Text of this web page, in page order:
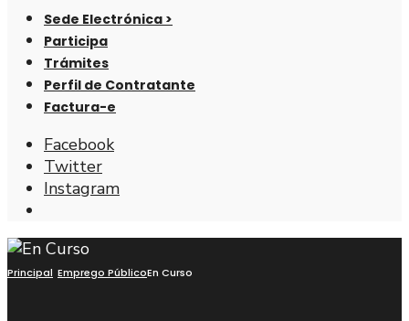
Sede Electrónica >
Participa
Trámites
Perfil de Contratante
Factura-e
Facebook
Twitter
Instagram
de
busca
Principal Emprego PúblicoEn Curso